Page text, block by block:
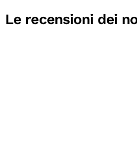
Le recensioni dei